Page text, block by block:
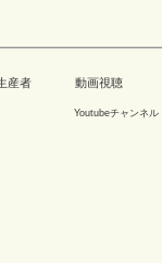
産者 動画視聴
Youtubeチャンネル